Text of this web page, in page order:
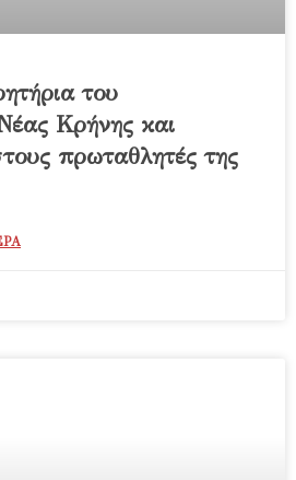
του
Κρήνης και
πρωταθλητές της